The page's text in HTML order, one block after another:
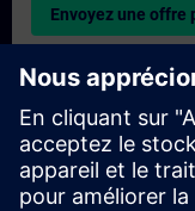
Envoyez une offre
Demande de
Veuillez remplir le
obtenir un devis pour
site, en ligne ou dans